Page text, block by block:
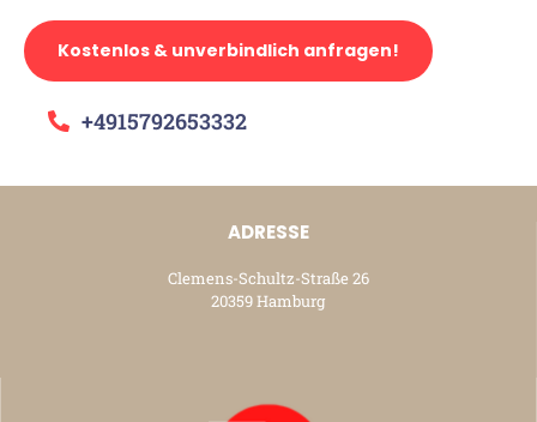
Kostenlos & unverbindlich anfragen!
+4915792653332
ADRESSE
Clemens-Schultz-Straße 26
20359 Hamburg